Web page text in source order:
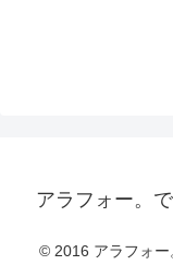
アラフォー。
© 2016 アラフォー